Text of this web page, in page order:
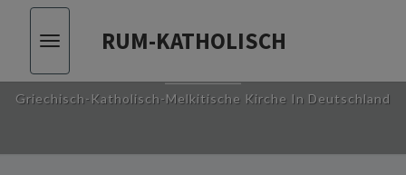
RUM-KATHOLISCH
Toggle
RUM-KATHOLISCH
Griechisch-Katholisch-Melkitische Kirche In Deutschland